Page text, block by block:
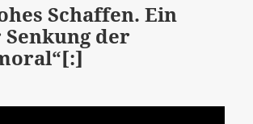
Schaffen. Ein
der